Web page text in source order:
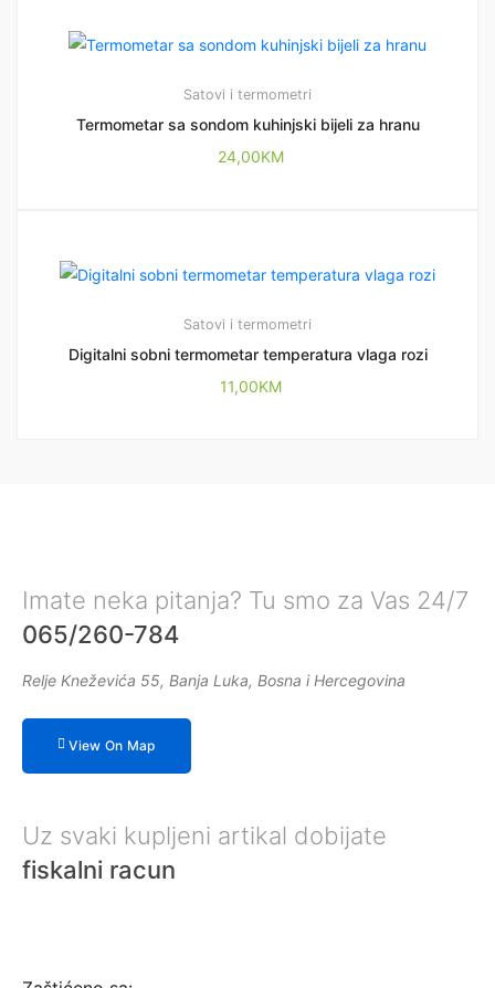
Satovi i termometri
Termometar sa sondom kuhinjski bijeli za hranu
24,00KM
Satovi i termometri
Digitalni sobni termometar temperatura vlaga rozi
11,00KM
Imate neka pitanja? Tu smo za Vas 24/7
065/260-784
Relje Kneževića 55, Banja Luka, Bosna i Hercegovina
View On Map
Uz svaki kupljeni artikal dobijate
fiskalni racun